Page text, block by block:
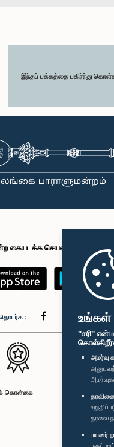
உங்கள்
"சரி"
அமர்வு
தரவை
பயனர்
இந்தப் பக்கத்தை பகிர்ந்து
கையடக்க செயலி
:
கொள்கை